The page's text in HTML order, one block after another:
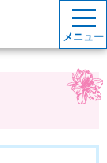
メニュー